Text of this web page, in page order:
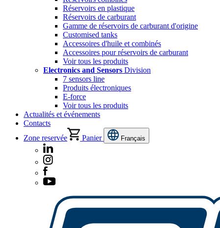
Réservoirs en plastique
Réservoirs de carburant
Gamme de réservoirs de carburant d'origine
Customised tanks
Accessoires d'huile et combinés
Accessoires pour réservoirs de carburant
Voir tous les produits
Electronics and Sensors Division
7 sensors line
Produits électroniques
E-force
Voir tous les produits
Actualités et événements
Contacts
Zone reservée
Panier Français